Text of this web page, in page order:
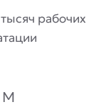
рабочих